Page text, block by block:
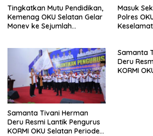
Tingkatkan Mutu Pendidikan,
Kemenag OKU Selatan Gelar
Monev ke Sejumlah
Masuk
Polres
Samanta Tivani Herman
Deru Resmi Lantik Pengurus
KORMI OKU Selatan Periode
Samanta
Deru
KORMI